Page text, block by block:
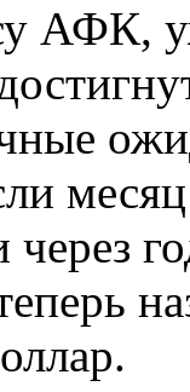
АФК,
месяц
через